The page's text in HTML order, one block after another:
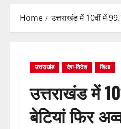
Home उत्तराखंड में 10वीं में
उत्तराखंड देश-विदेश शिक्षा
उत्तराखंड में
बेटियां फिर